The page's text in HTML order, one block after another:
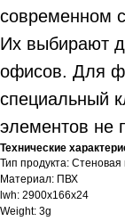
современном
Их выбирают
офисов. Для
специальный
элементов не
Технические
Тип продукта: Стеновая
Материал: ПВХ
lwh: 2900x166x24
Weight: 3g